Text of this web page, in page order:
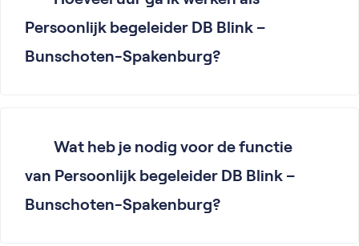
Persoonlijk begeleider DB Blink –
Bunschoten-Spakenburg?
Wat heb je nodig voor de functie
van Persoonlijk begeleider DB Blink –
Bunschoten-Spakenburg?